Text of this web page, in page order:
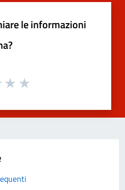
le informazioni